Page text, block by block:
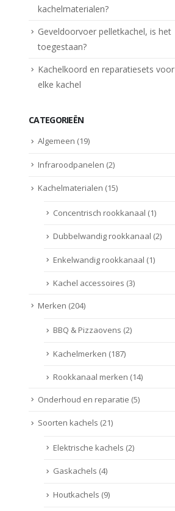
kachelmaterialen?
Geveldoorvoer pelletkachel, is het
toegestaan?
Kachelkoord en reparatiesets voor
elke kachel
CATEGORIEËN
Algemeen (19)
Infraroodpanelen (2)
Kachelmaterialen (15)
Concentrisch rookkanaal (1)
Dubbelwandig rookkanaal (2)
Enkelwandig rookkanaal (1)
Kachel accessoires (3)
Merken (204)
BBQ & Pizzaovens (2)
Kachelmerken (187)
Rookkanaal merken (14)
Onderhoud en reparatie (5)
Soorten kachels (21)
Elektrische kachels (2)
Gaskachels (4)
Houtkachels (9)